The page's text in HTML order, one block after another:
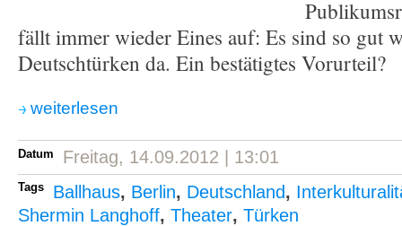
fällt immer wieder Eines auf: Es sind so gut
Deutschtürken da. Ein bestätigtes Vorurteil?
weiterlesen
Datum Freitag, 14.09.2012 | 13:01
Tags Ballhaus, Berlin, Deutschland,
Shermin Langhoff, Theater, Türken